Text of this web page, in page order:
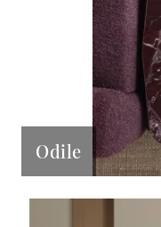
Odile